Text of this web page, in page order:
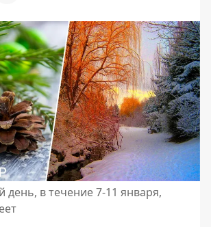
в течение 7-11 января,